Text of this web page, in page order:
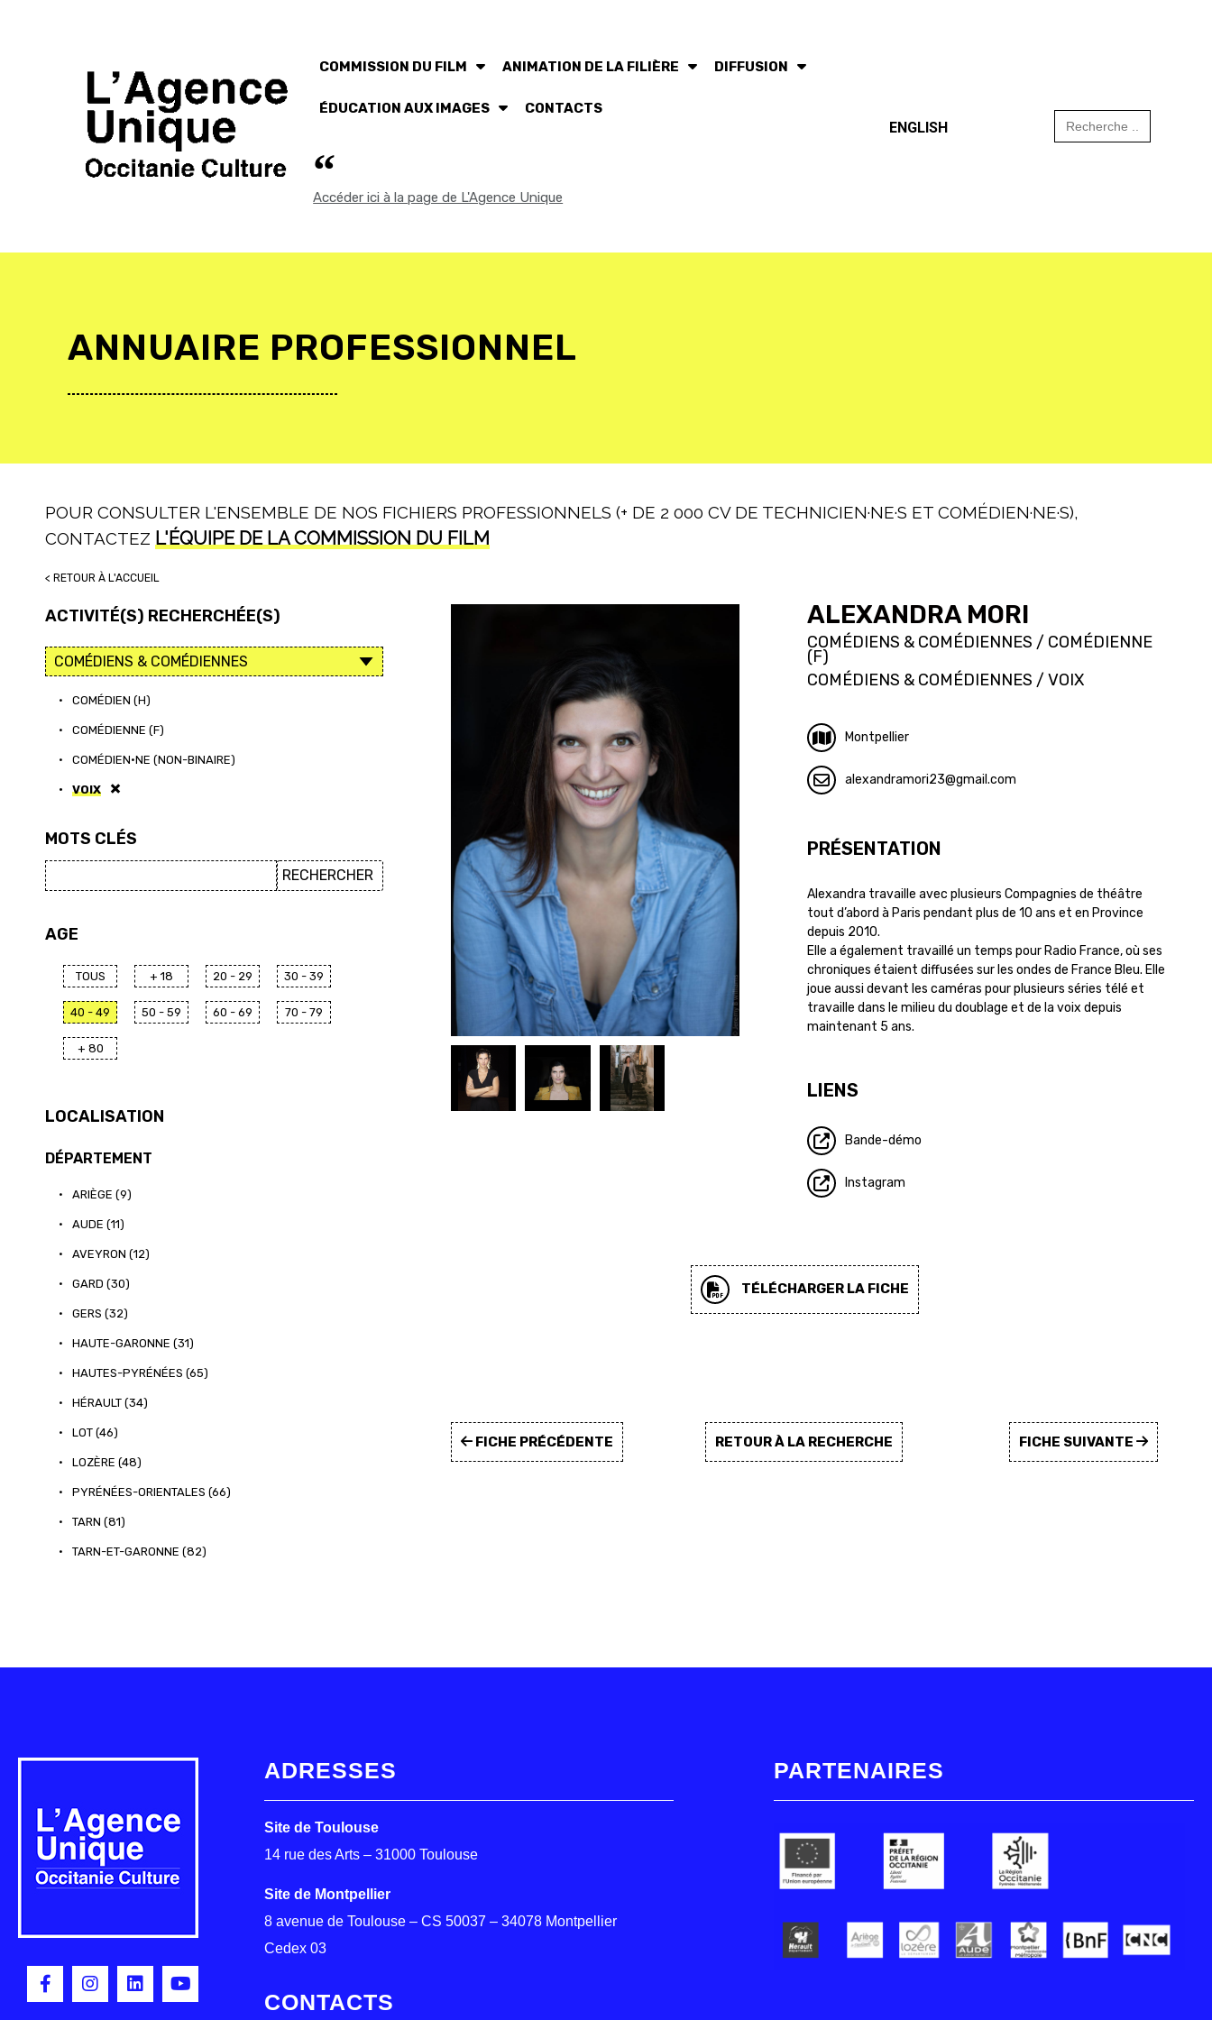
COMMISSION DU FILM ANIMATION DE LA FILIÈRE DIFFUSION
ÉDUCATION AUX IMAGES CONTACTS
Accéder ici à la page de L'Agence Unique
ENGLISH
Search
for:
ANNUAIRE PROFESSIONNEL
POUR CONSULTER L'ENSEMBLE DE NOS FICHIERS PROFESSIONNELS (+ DE 2 000 CV DE TECHNICIEN·NE·S ET COMÉDIEN·NE·S),
CONTACTEZ L'ÉQUIPE DE LA COMMISSION DU FILM
< RETOUR À L'ACCUEIL
ACTIVITÉ(S) RECHERCHÉE(S)
• COMÉDIEN (H)
• COMÉDIENNE (F)
• COMÉDIEN·NE (NON-BINAIRE)
• VOIX
MOTS CLÉS
AGE
TOUS + 18 20 - 29 30 - 39
40 - 49 50 - 59 60 - 69 70 - 79
+ 80
LOCALISATION
DÉPARTEMENT
• ARIÈGE (9)
• AUDE (11)
• AVEYRON (12)
• GARD (30)
• GERS (32)
• HAUTE-GARONNE (31)
• HAUTES-PYRÉNÉES (65)
• HÉRAULT (34)
• LOT (46)
• LOZÈRE (48)
• PYRÉNÉES-ORIENTALES (66)
• TARN (81)
• TARN-ET-GARONNE (82)
ALEXANDRA MORI
COMÉDIENS & COMÉDIENNES / COMÉDIENNE
(F)
COMÉDIENS & COMÉDIENNES / VOIX
Montpellier
alexandramori23 gmail.com
PRÉSENTATION
Alexandra travaille avec plusieurs Compagnies de théâtre
tout d’abord à Paris pendant plus de 10 ans et en Province
depuis 2010.
Elle a également travaillé un temps pour Radio France, où ses
chroniques étaient diffusées sur les ondes de France Bleu. Elle
joue aussi devant les caméras pour plusieurs séries télé et
travaille dans le milieu du doublage et de la voix depuis
maintenant 5 ans.
LIENS
Bande-démo
Instagram
TÉLÉCHARGER LA FICHE
FICHE PRÉCÉDENTE RETOUR À LA RECHERCHE FICHE SUIVANTE
ADRESSES
Site de Toulouse
14 rue des Arts – 31000 Toulouse
Site de Montpellier
8 avenue de Toulouse – CS 50037 – 34078 Montpellier
Cedex 03
CONTACTS
PARTENAIRES